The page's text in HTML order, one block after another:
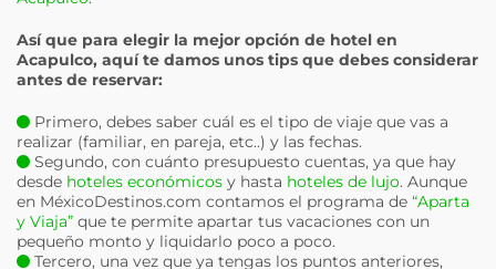
Así que para elegir la mejor opción de hotel en
Acapulco, aquí te damos unos tips que debes considerar
antes de reservar:
Primero, debes saber cuál es el tipo de viaje que vas a
realizar (familiar, en pareja, etc..) y las fechas.
Segundo, con cuánto presupuesto cuentas, ya que hay
desde hoteles económicos y hasta hoteles de lujo. Aunque
en MéxicoDestinos.com contamos el programa de “Aparta
y Viaja” que te permite apartar tus vacaciones con un
pequeño monto y liquidarlo poco a poco.
Tercero, una vez que ya tengas los puntos anteriores,